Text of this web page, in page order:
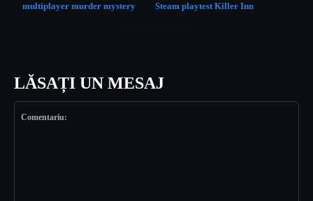
multiplayer murder mystery
Steam playtest Killer Inn
LĂSAȚI UN MESAJ